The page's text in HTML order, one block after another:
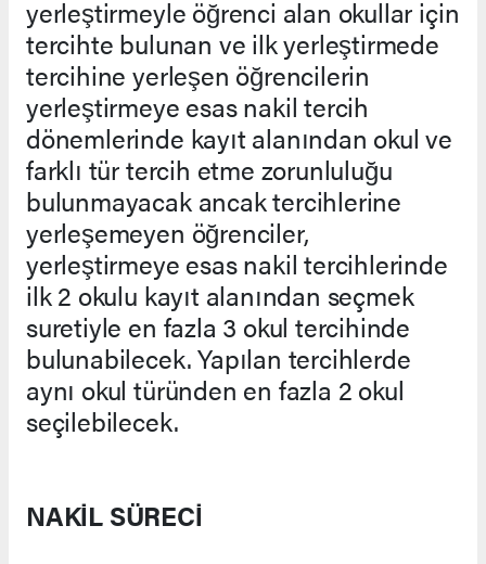
yerleştirmeyle öğrenci alan okullar için
tercihte bulunan ve ilk yerleştirmede
tercihine yerleşen öğrencilerin
yerleştirmeye esas nakil tercih
dönemlerinde kayıt alanından okul ve
farklı tür tercih etme zorunluluğu
bulunmayacak ancak tercihlerine
yerleşemeyen öğrenciler,
yerleştirmeye esas nakil tercihlerinde
ilk 2 okulu kayıt alanından seçmek
suretiyle en fazla 3 okul tercihinde
bulunabilecek. Yapılan tercihlerde
aynı okul türünden en fazla 2 okul
seçilebilecek.
NAKİL SÜRECİ